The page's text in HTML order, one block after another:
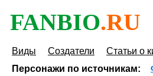
FANBIO.RU
Виды Создатели
Статьи о
Персонажи по источникам: